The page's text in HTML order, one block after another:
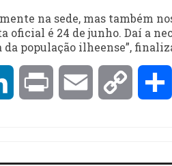
na sede, mas também
oficial é 24 de junho. Daí a
população ilheense”,
LinkedInPrint Email Copy